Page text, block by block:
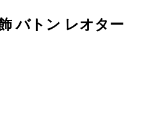
バトン レオター